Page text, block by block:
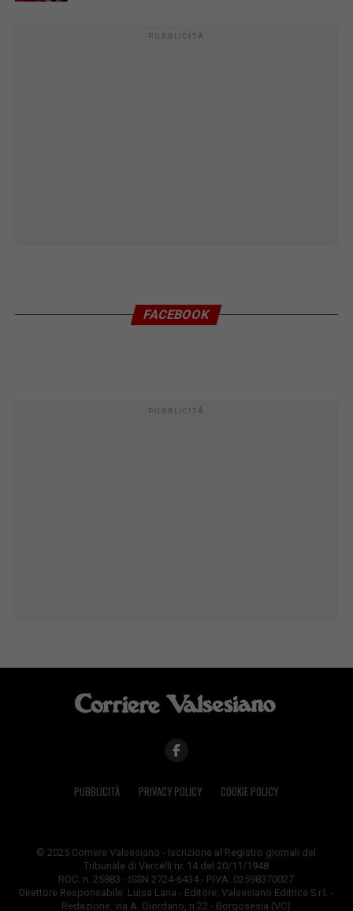
PUBBLICITÀ
FACEBOOK
PUBBLICITÀ
PUBBLICITÀ PRIVACY POLICY COOKIE POLICY
© 2025 Corriere Valsesiano - Iscrizione al Registro giornali del
Tribunale di Vercelli nr. 14 del 20/11/1948
ROC: n. 25883 - ISSN 2724-6434 - P.IVA: 02598370027
Direttore Responsabile: Luisa Lana - Editore: Valsesiano Editrice S.r.l. -
Redazione: via A. Giordano, n.22 - Borgosesia (VC)